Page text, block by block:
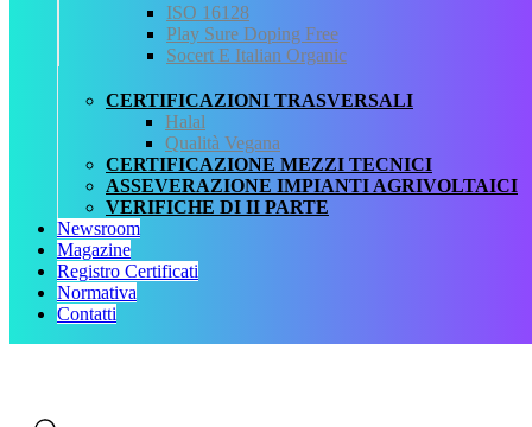
ISO 16128
Play Sure Doping Free
Socert E Italian Organic
CERTIFICAZIONI TRASVERSALI
Halal
Qualità Vegana
CERTIFICAZIONE MEZZI TECNICI
ASSEVERAZIONE IMPIANTI AGRIVOLTAICI
VERIFICHE DI II PARTE
Newsroom
Magazine
Registro Certificati
Normativa
Contatti
CHI SIAMO
SERVIZI
REGISTRO CERTIFICATI
NORMATIVA
AREA DOWNLOAD
POLITICA QHSE
FAQ – DOMANDE FREQUENTI
CONTATTI
Servizi
AIAB
BIOLOGICA